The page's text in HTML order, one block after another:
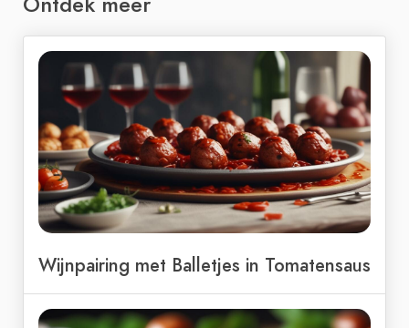
Wijnpairing met Balletjes in Tomatensaus